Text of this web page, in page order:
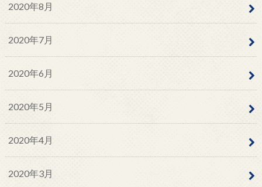
2020年8月
2020年7月
2020年6月
2020年5月
2020年4月
2020年3月